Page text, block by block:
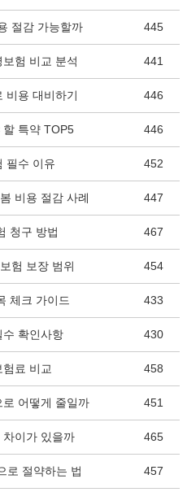
절감 가능할까 445
험 비교 분석 441
비용 대비하기 446
할 특약 TOP5 446
필수 이유 452
비용 절감 사례 447
청구 방법 467
험 보장 범위 454
체크 가이드 433
확인사항 430
료 비교 458
어떻게 줄일까 451
이가 있을까 465
로 절약하는 법 457